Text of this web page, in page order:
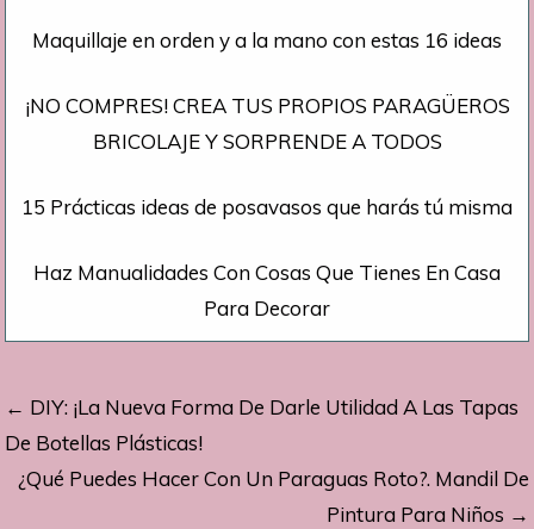
Maquillaje en orden y a la mano con estas 16 ideas
¡NO COMPRES! CREA TUS PROPIOS PARAGÜEROS
BRICOLAJE Y SORPRENDE A TODOS
15 Prácticas ideas de posavasos que harás tú misma
Haz Manualidades Con Cosas Que Tienes En Casa
Para Decorar
Navegación
de
entradas
← DIY: ¡La Nueva Forma De Darle Utilidad A Las Tapas
De Botellas Plásticas!
¿Qué Puedes Hacer Con Un Paraguas Roto?. Mandil De
Pintura Para Niños →